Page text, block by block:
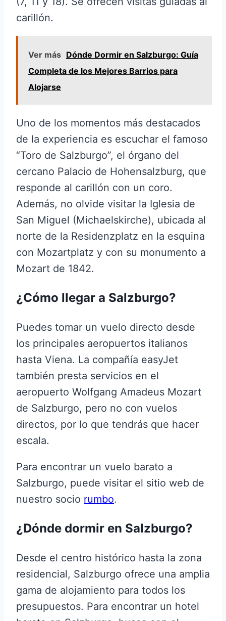
carillón.
Ver más Dónde Dormir en Salzburgo: Guía
Completa de los Mejores Barrios para
Alojarse
Uno de los momentos más destacados
de la experiencia es escuchar el famoso
“Toro de Salzburgo”, el órgano del
cercano Palacio de Hohensalzburg, que
responde al carillón con un coro.
Además, no olvide visitar la Iglesia de
San Miguel (Michaelskirche), ubicada al
norte de la Residenzplatz en la esquina
con Mozartplatz y con su monumento a
Mozart de 1842.
¿Cómo llegar a Salzburgo?
Puedes tomar un vuelo directo desde
los principales aeropuertos italianos
hasta Viena. La compañía easyJet
también presta servicios en el
aeropuerto Wolfgang Amadeus Mozart
de Salzburgo, pero no con vuelos
directos, por lo que tendrás que hacer
escala.
Para encontrar un vuelo barato a
Salzburgo, puede visitar el sitio web de
nuestro socio rumbo.
¿Dónde dormir en Salzburgo?
Desde el centro histórico hasta la zona
residencial, Salzburgo ofrece una amplia
gama de alojamiento para todos los
presupuestos. Para encontrar un hotel